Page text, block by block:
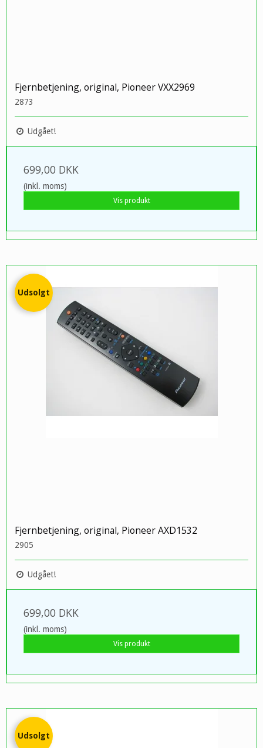
Fjernbetjening, original, Pioneer VXX2969
2873
Udgået!
699,00 DKK
(inkl. moms)
Vis produkt
Udsolgt
Fjernbetjening, original, Pioneer AXD1532
2905
Udgået!
699,00 DKK
(inkl. moms)
Vis produkt
Udsolgt